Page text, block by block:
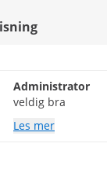
Administrator
veldig bra
Les mer